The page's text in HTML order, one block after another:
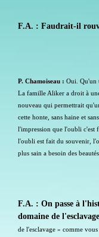
F.A. : Faudrait-il
P. Chamoiseau : Oui. Qu'un
La famille Aliker a droit à
nouveau qui permettrait
cette honte, sans haine et
l'impression que l'oubli c'est
l'oubli est fait du souvenir,
plus sain a besoin des
F.A. : On passe à
domaine de
de l'esclavage » comme